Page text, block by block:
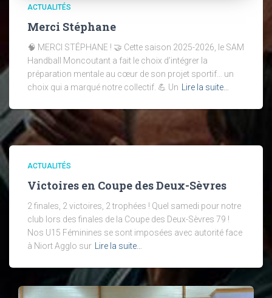
ACTUALITÉS
Merci Stéphane
🧠 MERCI STÉPHANE ! 🤝 Cette saison 2025-2026, le SAM
Handball Moncoutant a fait le choix d’intégrer la
préparation mentale au cœur de son projet sportif… un
choix qui a marqué notre collectif. 💪 Un Lire la suite…
ACTUALITÉS
Victoires en Coupe des Deux-Sèvres
2 finales, 2 victoires, 2 trophées ! Quel samedi pour notre
club lors des finales de la Coupe des Deux-Sèvres 79 !
Nos U15 Féminines se sont imposées avec autorité face
à Niort Agglo sur Lire la suite…